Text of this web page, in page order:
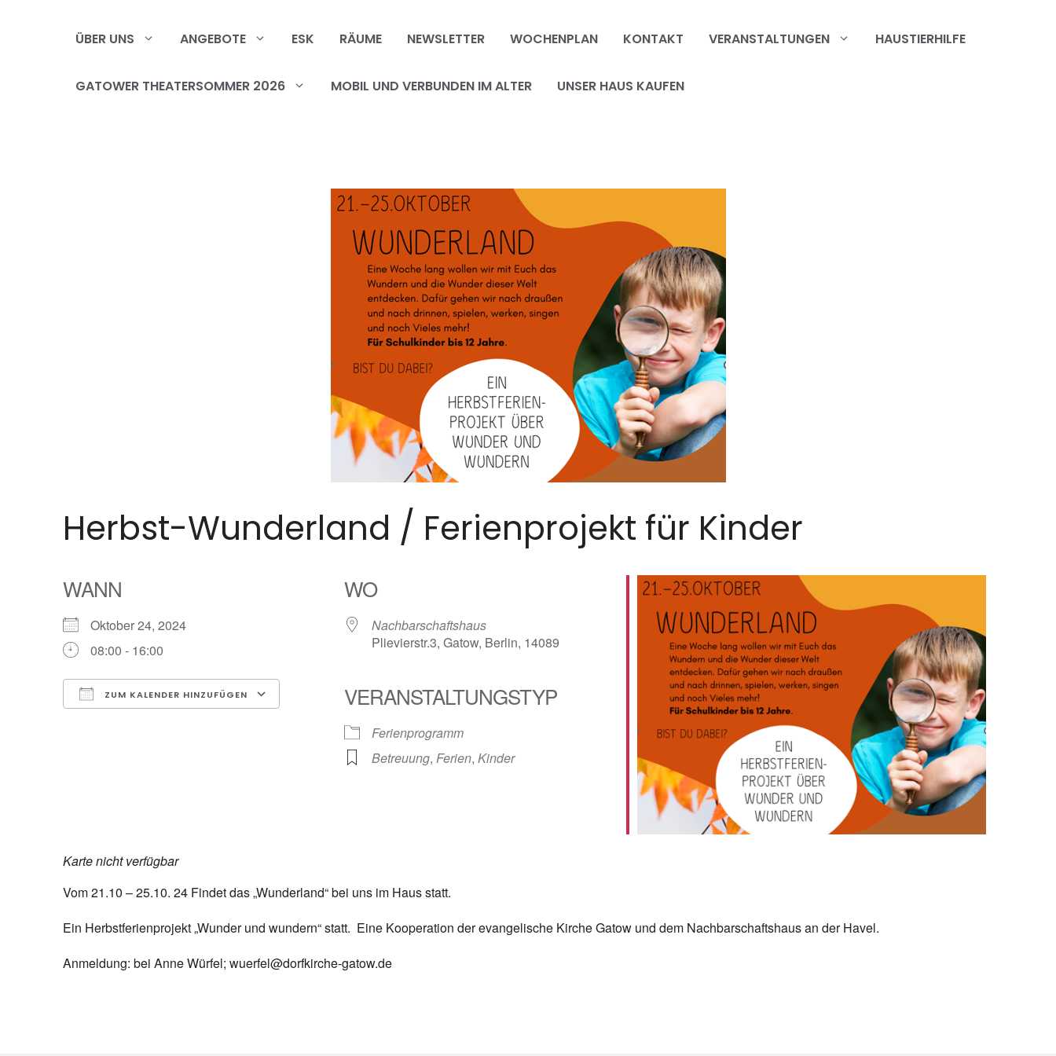
ÜBER UNS ANGEBOTE ESK RÄUME NEWSLETTER WOCHENPLAN KONTAKT VERANSTALTUNGEN HAUSTIERHILFE
GATOWER THEATERSOMMER 2026 MOBIL UND VERBUNDEN IM ALTER UNSER HAUS KAUFEN
Herbst-Wunderland / Ferienprojekt für Kinder
WANN
Oktober 24, 2024
08:00 - 16:00
ZUM KALENDER HINZUFÜGEN
Google Kalender Outlook Live
WO
Nachbarschaftshaus
Plievierstr.3, Gatow, Berlin, 14089
VERANSTALTUNGSTYP
Ferienprogramm
Betreuung,Ferien,Kinder
Karte nicht verfügbar
Vom 21.10 – 25.10. 24 Findet das „Wunderland“ bei uns im Haus statt.
Ein Herbstferienprojekt „Wunder und wundern“ statt. Eine Kooperation der evangelische Kirche Gatow und dem Nachbarschaftshaus an der Havel.
Anmeldung: bei Anne Würfel; wuerfel@dorfkirche-gatow.de